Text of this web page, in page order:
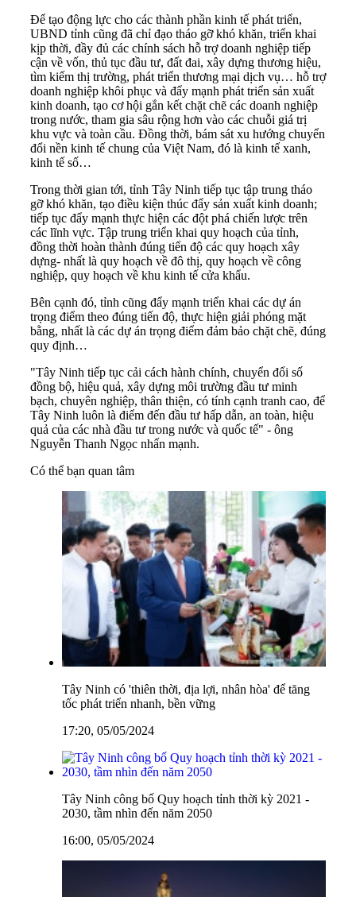
Để tạo động lực cho các thành phần kinh tế phát triển,
UBND tỉnh cũng đã chỉ đạo tháo gỡ khó khăn, triển khai
kịp thời, đầy đủ các chính sách hỗ trợ doanh nghiệp tiếp
cận về vốn, thủ tục đầu tư, đất đai, xây dựng thương hiệu,
tìm kiếm thị trường, phát triển thương mại dịch vụ… hỗ trợ
doanh nghiệp khôi phục và đẩy mạnh phát triển sản xuất
kinh doanh, tạo cơ hội gắn kết chặt chẽ các doanh nghiệp
trong nước, tham gia sâu rộng hơn vào các chuỗi giá trị
khu vực và toàn cầu. Đồng thời, bám sát xu hướng chuyển
đổi nền kinh tế chung của Việt Nam, đó là kinh tế xanh,
kinh tế số…
Trong thời gian tới, tỉnh Tây Ninh tiếp tục tập trung tháo
gỡ khó khăn, tạo điều kiện thúc đẩy sản xuất kinh doanh;
tiếp tục đẩy mạnh thực hiện các đột phá chiến lược trên
các lĩnh vực. Tập trung triển khai quy hoạch của tỉnh,
đồng thời hoàn thành đúng tiến độ các quy hoạch xây
dựng- nhất là quy hoạch về đô thị, quy hoạch về công
nghiệp, quy hoạch về khu kinh tế cửa khẩu.
Bên cạnh đó, tỉnh cũng đẩy mạnh triển khai các dự án
trọng điểm theo đúng tiến độ, thực hiện giải phóng mặt
bằng, nhất là các dự án trọng điểm đảm bảo chặt chẽ, đúng
quy định…
"Tây Ninh tiếp tục cải cách hành chính, chuyển đổi số
đồng bộ, hiệu quả, xây dựng môi trường đầu tư minh
bạch, chuyên nghiệp, thân thiện, có tính cạnh tranh cao, để
Tây Ninh luôn là điểm đến đầu tư hấp dẫn, an toàn, hiệu
quả của các nhà đầu tư trong nước và quốc tế" - ông
Nguyễn Thanh Ngọc nhấn mạnh.
Có thể bạn quan tâm
Tây Ninh có 'thiên thời, địa lợi, nhân hòa' để tăng
tốc phát triển nhanh, bền vững
17:20, 05/05/2024
Tây Ninh công bố Quy hoạch tỉnh thời kỳ 2021 -
2030, tầm nhìn đến năm 2050
16:00, 05/05/2024